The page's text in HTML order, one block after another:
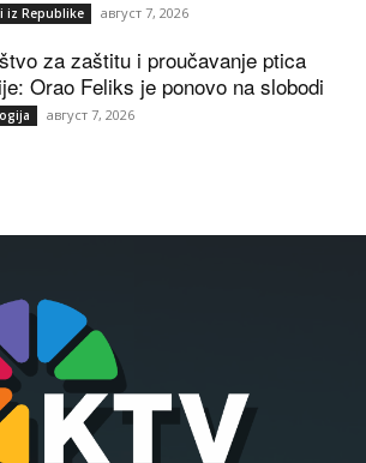
iz Republike август 7, 2026
za zaštitu i proučavanje ptica
Orao Feliks je ponovo na slobodi
август 7, 2026